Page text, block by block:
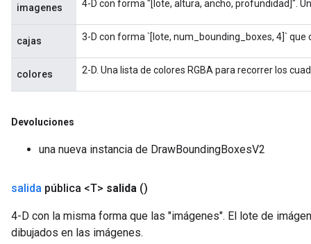
imagenes 4-D con forma "[lote, altura, ancho, profundidad]".
cajas 3-D con forma `[lote, num_bounding_boxes, 4]`
colores 2-D. Una lista de colores RGBA para recorrer los
Devoluciones
una nueva instancia de DrawBoundingBoxesV2
salida pública <T> salida ()
4-D con la misma forma que las "imágenes". El lote de
dibujados en las imágenes.